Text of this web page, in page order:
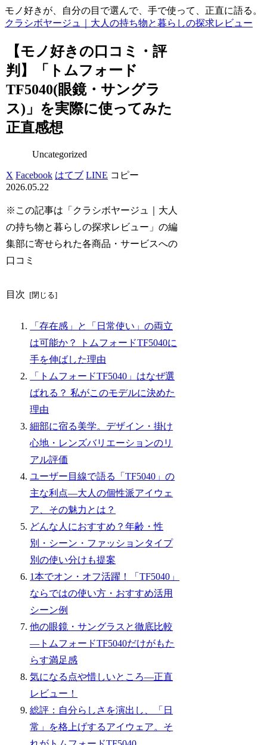
モノ好きが、自分の目で選んで、手で使って、正直に語る。
クラシボヤージュ｜大人の持ち物と暮らしの探求レビュー
【モノ好きの口コミ・評
判】「トムフォード
TF5040(眼鏡・サングラ
ス)」を実際に使ってみた
正直感想
Uncategorized
X Facebook はてブ LINE コピー
2026.05.22
※この記事は「クラシボヤージュ｜大人
の持ち物と暮らしの探求レビュー」の編
集部に寄せられた各商品・サービスへの
口コミ
目次
「存在感」と「日常使い」の両立
は可能か？ トムフォードTF5040に
手を伸ばした理由
「トムフォードTF5040」はなぜ選
ばれる？ 私がこのモデルに決めた
理由
細部に宿る美学。デザイン・掛け
心地・レンズバリエーションのリ
アル評価
ユーザー目線で語る「TF5040」の
主な利点―大人の個性派アイウェ
ア、その魅力とは？
どんな人におすすめ？年齢・性
別・シーン・ファッションタイプ
別の使い分けも提案
1本でオン・オフ活躍！「TF5040」
ならではの使い方・おすすめ活用
シーン例
他の眼鏡・サングラスと徹底比較
―トムフォードTF5040だけがもた
らす満足感
気になる点や惜しいところ―正直
レビュー！
総評：自分らしさを演出し、「日
常」を格上げするアイウェア。そ